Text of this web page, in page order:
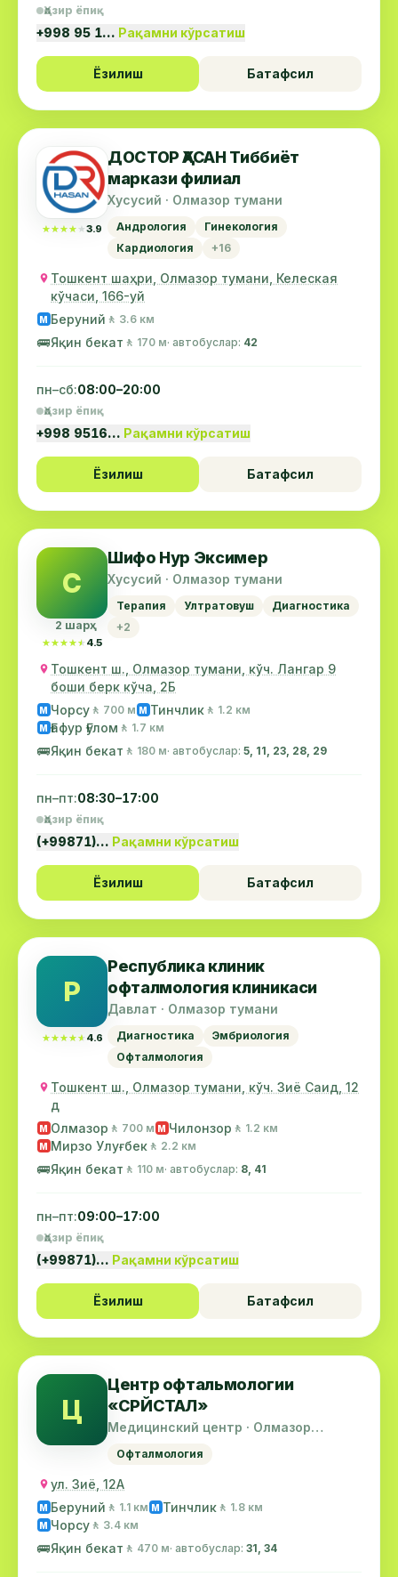
Ҳозир ёпиқ
+998 95 1… Рақамни кўрсатиш
Ёзилиш Батафсил
★★★★★
★★★★★3.9
ДОСТОР ҲАСАН Тиббиёт
маркази филиал
Хусусий · Олмазор тумани
Андрология
Гинекология
Кардиология
+16
Тошкент шаҳри, Олмазор тумани, Келеская
кўчаси, 166-уй
М Беруний 🚶 3.6 км
🚌Яқин бекат 🚶 170 м· автобуслар: 42
пн–сб:08:00–20:00
Ҳозир ёпиқ
+998 9516… Рақамни кўрсатиш
Ёзилиш Батафсил
С
2 шарҳ
★★★★★
★★★★★ 4.5
Шифо Нур Эксимер
Хусусий · Олмазор тумани
Терапия Ултратовуш
Диагностика
+2
Тошкент ш., Олмазор тумани, кўч. Лангар 9
боши берк кўча, 2Б
М Чорсу 🚶 700 м М Тинчлик 🚶 1.2 км
М Ғафур Ғулом 🚶 1.7 км
🚌Яқин бекат 🚶 180 м· автобуслар: 5, 11, 23, 28, 29
пн–пт:08:30–17:00
Ҳозир ёпиқ
(+99871)… Рақамни кўрсатиш
Ёзилиш Батафсил
Р
★★★★★
★★★★★ 4.6
Республика клиник
офталмология клиникаси
Давлат · Олмазор тумани
Диагностика
Эмбриология
Офталмология
Тошкент ш., Олмазор тумани, кўч. Зиё Саид, 12
д
М Олмазор 🚶 700 м М Чилонзор 🚶 1.2 км
М Мирзо Улуғбек 🚶 2.2 км
🚌Яқин бекат 🚶 110 м· автобуслар: 8, 41
пн–пт:09:00–17:00
Ҳозир ёпиқ
(+99871)… Рақамни кўрсатиш
Ёзилиш Батафсил
Ц
Центр офтальмологии
«СРЙСТАЛ»
Медицинский центр · Олмазор
Офталмология
ул. Зиё, 12А
М Беруний 🚶 1.1 км М Тинчлик 🚶 1.8 км
М Чорсу 🚶 3.4 км
🚌Яқин бекат 🚶 470 м· автобуслар: 31, 34